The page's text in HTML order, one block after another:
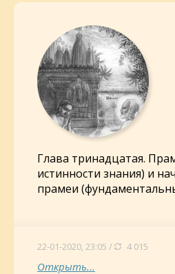
Глава тринадцатая.
истинности знания) и
прамеи
22-01-2020, 23:05 / 4 015
Открыть...